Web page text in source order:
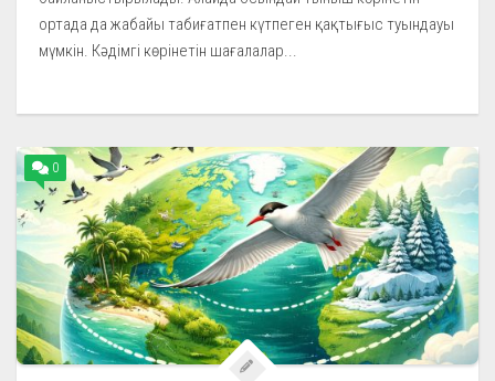
ортада да жабайы табиғатпен күтпеген қақтығыс туындауы
мүмкін. Кәдімгі көрінетін шағалалар...
0